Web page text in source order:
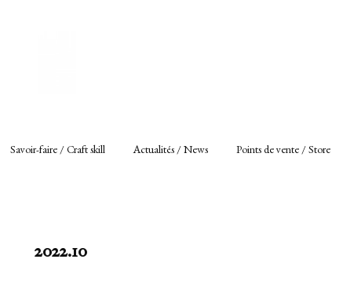
Savoir-faire / Craft skill Actualités / News Points de vente / Store
2022.10